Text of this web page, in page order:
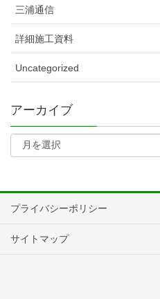
三浦通信
詳細施工資料
Uncategorized
アーカイブ
プライバシーポリシー
サイトマップ